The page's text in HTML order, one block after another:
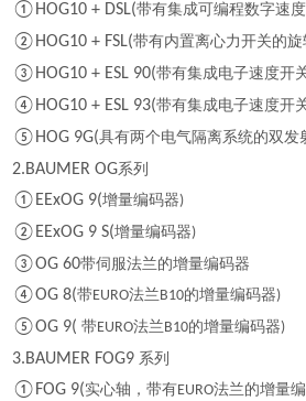
①HOG10 + DSL(带有集成可编程数字速
②HOG10 + FSL(带有内置离心力开关的
③HOG10 + ESL 90(带有集成电子速度开
④HOG10 + ESL 93(带有集成电子速度开
⑤HOG 9G(具有两个电气隔离系统的双发
2.BAUMER OG系列
①EExOG 9(增量编码器)
②EExOG 9 S(增量编码器)
③OG 60带伺服法兰的增量编码器
④OG 8(带EURO法兰B10的增量编码器)
⑤OG 9(带EURO法兰B10的增量编码器)
3.BAUMER FOG9 系列
①FOG 9(实心轴，带有EURO法兰的增量